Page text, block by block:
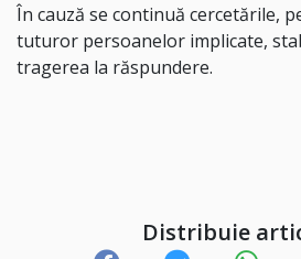
În cauză se continuă cercetările,
tuturor persoanelor implicate,
tragerea la răspundere.
Distribuie